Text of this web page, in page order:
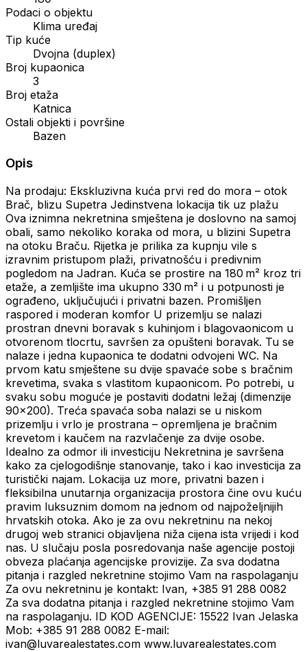
Podaci o objektu
Klima uređaj
Tip kuće
Dvojna (duplex)
Broj kupaonica
3
Broj etaža
Katnica
Ostali objekti i površine
Bazen
Opis
Na prodaju: Ekskluzivna kuća prvi red do mora – otok
Brač, blizu Supetra Jedinstvena lokacija tik uz plažu
Ova iznimna nekretnina smještena je doslovno na samoj
obali, samo nekoliko koraka od mora, u blizini Supetra
na otoku Braču. Rijetka je prilika za kupnju vile s
izravnim pristupom plaži, privatnošću i predivnim
pogledom na Jadran. Kuća se prostire na 180 m² kroz tri
etaže, a zemljište ima ukupno 330 m² i u potpunosti je
ograđeno, uključujući i privatni bazen. Promišljen
raspored i moderan komfor U prizemlju se nalazi
prostran dnevni boravak s kuhinjom i blagovaonicom u
otvorenom tlocrtu, savršen za opušteni boravak. Tu se
nalaze i jedna kupaonica te dodatni odvojeni WC. Na
prvom katu smještene su dvije spavaće sobe s bračnim
krevetima, svaka s vlastitom kupaonicom. Po potrebi, u
svaku sobu moguće je postaviti dodatni ležaj (dimenzije
90x200). Treća spavaća soba nalazi se u niskom
prizemlju i vrlo je prostrana – opremljena je bračnim
krevetom i kaučem na razvlačenje za dvije osobe.
Idealno za odmor ili investiciju Nekretnina je savršena
kako za cjelogodišnje stanovanje, tako i kao investicija za
turistički najam. Lokacija uz more, privatni bazen i
fleksibilna unutarnja organizacija prostora čine ovu kuću
pravim luksuznim domom na jednom od najpoželjnijih
hrvatskih otoka. Ako je za ovu nekretninu na nekoj
drugoj web stranici objavljena niža cijena ista vrijedi i kod
nas. U slučaju posla posredovanja naše agencije postoji
obveza plaćanja agencijske provizije. Za sva dodatna
pitanja i razgled nekretnine stojimo Vam na raspolaganju
Za ovu nekretninu je kontakt: Ivan, +385 91 288 0082
Za sva dodatna pitanja i razgled nekretnine stojimo Vam
na raspolaganju. ID KOD AGENCIJE: 15522 Ivan Jelaska
Mob: +385 91 288 0082 E-mail:
ivan@luvarealestates.com www.luvarealestates.com